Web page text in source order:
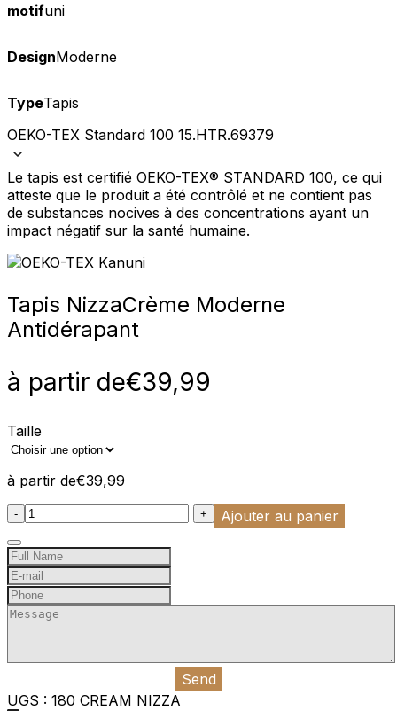
motifuni
DesignModerne
TypeTapis
OEKO-TEX Standard 100 15.HTR.69379
Le tapis est certifié OEKO-TEX® STANDARD 100, ce qui
atteste que le produit a été contrôlé et ne contient pas
de substances nocives à des concentrations ayant un
impact négatif sur la santé humaine.
Tapis NizzaCrème Moderne
Antidérapant
à partir de€39,99
Taille
à partir de€39,99
:product_name quantity
- + Ajouter au panier
Send
UGS : 180 CREAM NIZZA